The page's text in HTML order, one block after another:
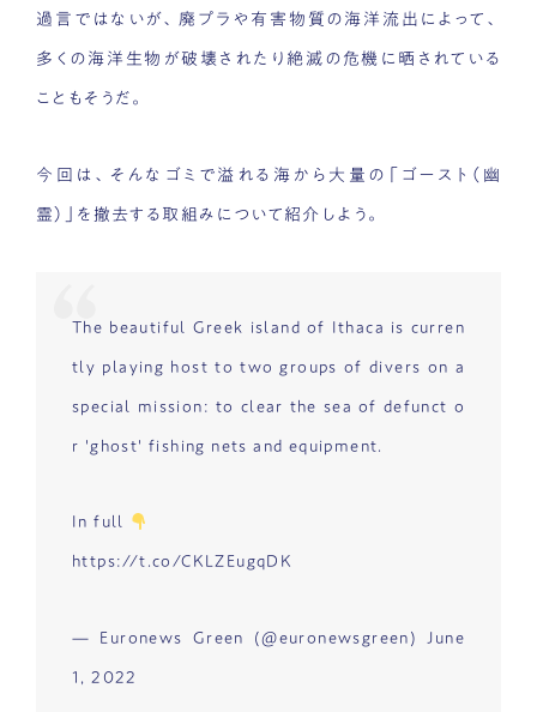
過言ではないが、廃プラや有害物質の海洋流出によって、
多くの海洋生物が破壊されたり絶滅の危機に晒されている
こともそうだ。
今回は、そんなゴミで溢れる海から大量の「ゴースト（幽
霊）」を撤去する取組みについて紹介しよう。
The beautiful Greek island of Ithaca is curren
tly playing host to two groups of divers on a
special mission: to clear the sea of defunct o
r 'ghost' fishing nets and equipment.
In full
https://t.co/CKLZEugqDK
— Euronews Green (@euronewsgreen) June
1, 2022